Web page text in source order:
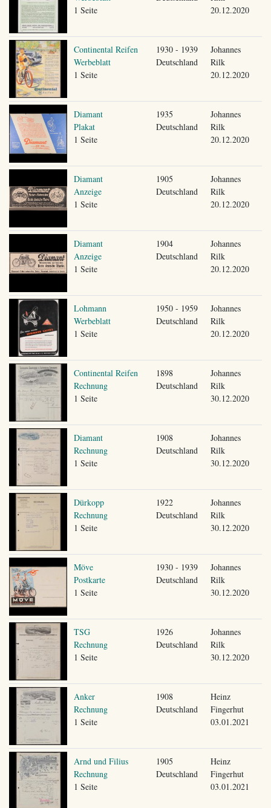
1 Seite
20.12.2020
Continental Reifen
Werbeblatt
1 Seite
1930 - 1939
Deutschland
Johannes
Rilk
20.12.2020
Diamant
Plakat
1 Seite
1935
Deutschland
Johannes
Rilk
20.12.2020
Diamant
Anzeige
1 Seite
1905
Deutschland
Johannes
Rilk
20.12.2020
Diamant
Anzeige
1 Seite
1904
Deutschland
Johannes
Rilk
20.12.2020
Lohmann
Werbeblatt
1 Seite
1950 - 1959
Deutschland
Johannes
Rilk
20.12.2020
Continental Reifen
Rechnung
1 Seite
1898
Deutschland
Johannes
Rilk
30.12.2020
Diamant
Rechnung
1 Seite
1908
Deutschland
Johannes
Rilk
30.12.2020
Dürkopp
Rechnung
1 Seite
1922
Deutschland
Johannes
Rilk
30.12.2020
Möve
Postkarte
1 Seite
1930 - 1939
Deutschland
Johannes
Rilk
30.12.2020
TSG
Rechnung
1 Seite
1926
Deutschland
Johannes
Rilk
30.12.2020
Anker
Rechnung
1 Seite
1908
Deutschland
Heinz
Fingerhut
03.01.2021
Arnd und Filius
Rechnung
1 Seite
1905
Deutschland
Heinz
Fingerhut
03.01.2021